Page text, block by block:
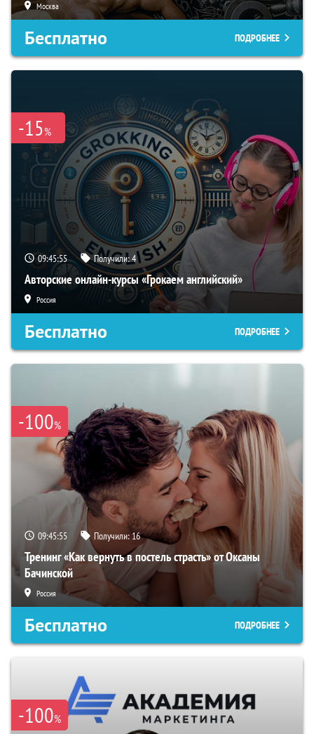
Москва
Бесплатно ПОДРОБНЕЕ
-15%
09:45:54 Получили:4
Авторские онлайн-курсы «Грокаем английский»
Россия
Бесплатно ПОДРОБНЕЕ
-100%
09:45:54 Получили:16
Тренинг «Как вернуть в постель страсть» от Оксаны
Бачинской
Россия
Бесплатно ПОДРОБНЕЕ
-100%